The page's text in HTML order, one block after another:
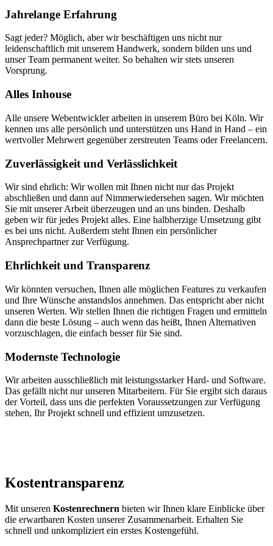
Jahrelange Erfahrung
Sagt jeder? Möglich, aber wir beschäftigen uns nicht nur
leidenschaftlich mit unserem Handwerk, sondern bilden uns und
unser Team permanent weiter. So behalten wir stets unseren
Vorsprung.
Alles Inhouse
Alle unsere Webentwickler arbeiten in unserem Büro bei Köln. Wir
kennen uns alle persönlich und unterstützen uns Hand in Hand – ein
wertvoller Mehrwert gegenüber zerstreuten Teams oder Freelancern.
Zuverlässigkeit und Verlässlichkeit
Wir sind ehrlich: Wir wollen mit Ihnen nicht nur das Projekt
abschließen und dann auf Nimmerwiedersehen sagen. Wir möchten
Sie mit unserer Arbeit überzeugen und an uns binden. Deshalb
geben wir für jedes Projekt alles. Eine halbherzige Umsetzung gibt
es bei uns nicht. Außerdem steht Ihnen ein persönlicher
Ansprechpartner zur Verfügung.
Ehrlichkeit und Transparenz
Wir könnten versuchen, Ihnen alle möglichen Features zu verkaufen
und Ihre Wünsche anstandslos annehmen. Das entspricht aber nicht
unseren Werten. Wir stellen Ihnen die richtigen Fragen und ermitteln
dann die beste Lösung – auch wenn das heißt, Ihnen Alternativen
vorzuschlagen, die einfach besser für Sie sind.
Modernste Technologie
Wir arbeiten ausschließlich mit leistungsstarker Hard- und Software.
Das gefällt nicht nur unseren Mitarbeitern. Für Sie ergibt sich daraus
der Vorteil, dass uns die perfekten Voraussetzungen zur Verfügung
stehen, Ihr Projekt schnell und effizient umzusetzen.
Kostentransparenz
Mit unseren Kostenrechnern bieten wir Ihnen klare Einblicke über
die erwartbaren Kosten unserer Zusammenarbeit. Erhalten Sie
schnell und unkompliziert ein erstes Kostengefühl.